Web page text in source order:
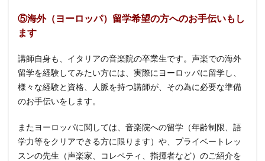
⑤海外（ヨーロッパ）留学希望の方へのお手伝いもし
ます
講師自身も、イタリアの音楽院の卒業生です。声楽での海外
留学を経験してみたい方には、実際にヨーロッパに留学し、
様々な経験と資格、人脈を持つ講師が、その為に必要な準備
のお手伝いをします。
またヨーロッパに関しては、音楽院への留学（年齢制限、語
学力等をクリアできる方に限ります）や、プライベートレッ
スンの先生（声楽家、コレペティ、指揮者など）のご紹介を